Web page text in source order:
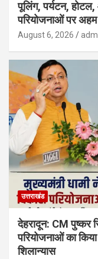
पूलिंग, पर्यटन,
परियोजनाओं पर
August 6, 2026
उत्तराखंड
देहरादून: CM पुष्कर
परियोजनाओं का
शिलान्यास